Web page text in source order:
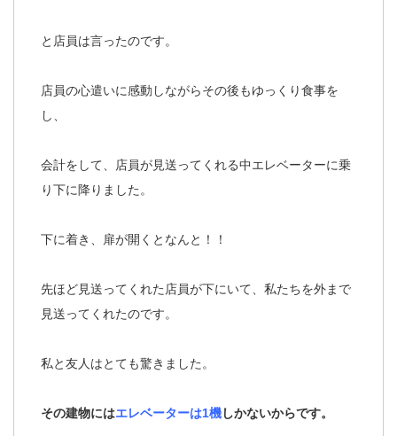
と店員は言ったのです。
店員の心遣いに感動しながらその後もゆっくり食事を
し、
会計をして、店員が見送ってくれる中エレベーターに乗
り下に降りました。
下に着き、扉が開くとなんと！！
先ほど見送ってくれた店員が下にいて、私たちを外まで
見送ってくれたのです。
私と友人はとても驚きました。
その建物にはエレベーターは1機しかないからです。